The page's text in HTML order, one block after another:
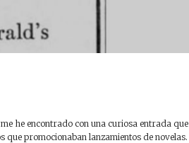
he encontrado con una curiosa entrada que
que promocionaban lanzamientos de novelas.